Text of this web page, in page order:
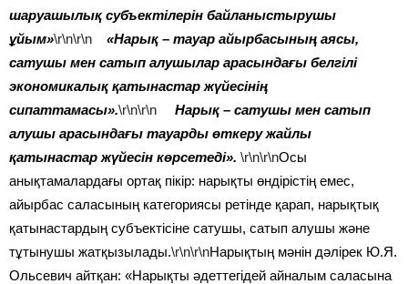
шаруашылық субъектілерін байланыстырушы
ұйым»\r\n\r\n «Нарық – тауар айырбасының аясы,
сатушы мен сатып алушылар арасындағы белгілі
экономикалық қатынастар жүйесінің
сипаттамасы».\r\n\r\n Нарық – сатушы мен сатып
алушы арасындағы тауарды өткеру жайлы
қатынастар жүйесін көрсетеді». \r\n\r\nОсы
анықтамалардағы ортақ пікір: нарықты өндірістің емес,
айырбас саласының категориясы ретінде қарап, нарықтық
қатынастардың субъектісіне сатушы, сатып алушы және
тұтынушы жатқызылады.\r\n\r\nНарықтың мәнін дәлірек Ю.Я.
Ольсевич айтқан: «Нарықты әдеттегідей айналым саласына